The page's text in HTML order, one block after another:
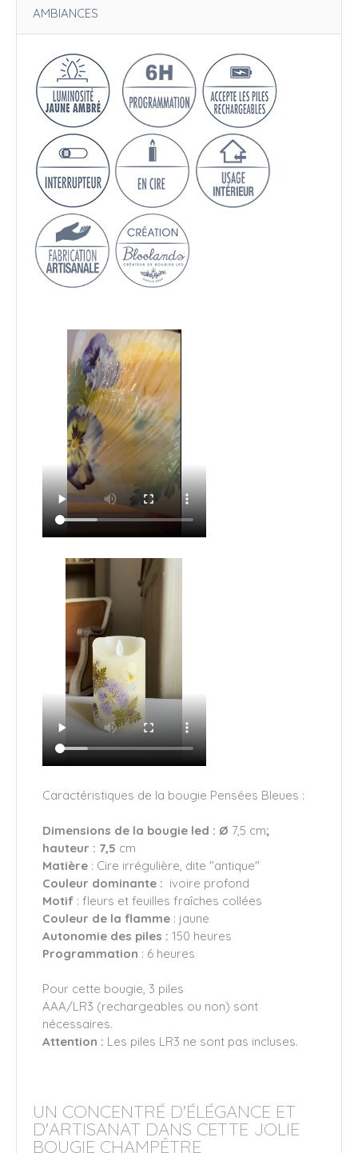
AMBIANCES
Caractéristiques de la bougie Pensées Bleues :
Dimensions de la bougie led : Ø 7,5 cm;
hauteur : 7,5 cm
Matière : Cire irrégulière, dite "antique"
Couleur dominante : ivoire profond
Motif : fleurs et feuilles fraîches collées
Couleur de la flamme : jaune
Autonomie des piles : 150 heures
Programmation : 6 heures
Pour cette bougie, 3 piles
AAA/LR3 (rechargeables ou non) sont
nécessaires.
Attention : Les piles LR3 ne sont pas incluses.
UN CONCENTRÉ D'ÉLÉGANCE ET
D'ARTISANAT DANS CETTE JOLIE
BOUGIE CHAMPÊTRE